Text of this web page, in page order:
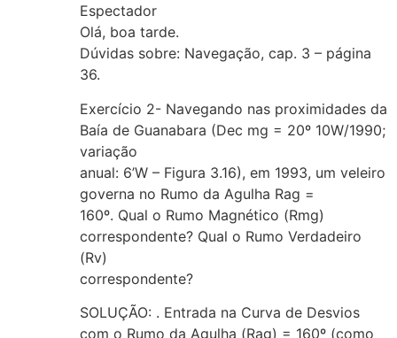
Espectador
Olá, boa tarde.
Dúvidas sobre: Navegação, cap. 3 – página
36.
Exercício 2- Navegando nas proximidades da
Baía de Guanabara (Dec mg = 20º 10W/1990;
variação
anual: 6’W – Figura 3.16), em 1993, um veleiro
governa no Rumo da Agulha Rag =
160º. Qual o Rumo Magnético (Rmg)
correspondente? Qual o Rumo Verdadeiro
(Rv)
correspondente?
SOLUÇÃO: . Entrada na Curva de Desvios
com o Rumo da Agulha (Rag) = 160º (como